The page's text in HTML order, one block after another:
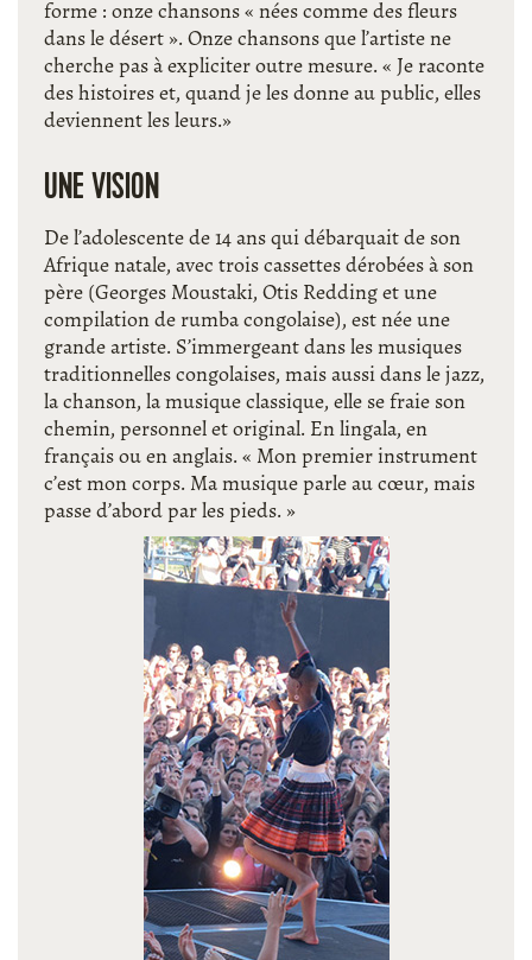
forme : onze chansons « nées comme des fleurs
dans le désert ». Onze chansons que l’artiste ne
cherche pas à expliciter outre mesure. « Je raconte
des histoires et, quand je les donne au public, elles
deviennent les leurs.»
UNE VISION
De l’adolescente de 14 ans qui débarquait de son
Afrique natale, avec trois cassettes dérobées à son
père (Georges Moustaki, Otis Redding et une
compilation de rumba congolaise), est née une
grande artiste. S’immergeant dans les musiques
traditionnelles congolaises, mais aussi dans le jazz,
la chanson, la musique classique, elle se fraie son
chemin, personnel et original. En lingala, en
français ou en anglais. « Mon premier instrument
c’est mon corps. Ma musique parle au cœur, mais
passe d’abord par les pieds. »